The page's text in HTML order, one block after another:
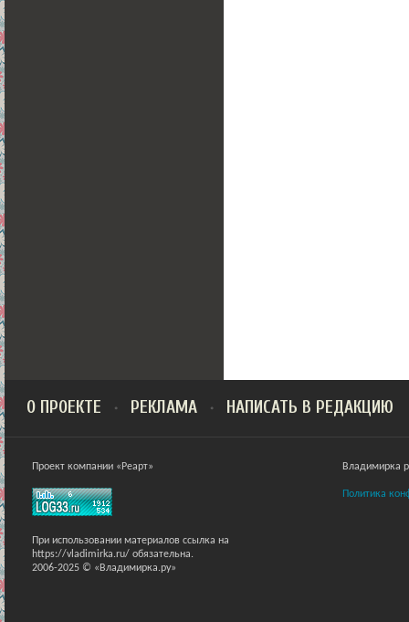
О ПРОЕКТЕ РЕКЛАМА НАПИСАТЬ В РЕДАКЦИЮ
Проект компании «Реарт»
При использовании материалов ссылка на
https://vladimirka.ru/ обязательна.
2006-2025 © «Владимирка.ру»
Владимирка
Политика